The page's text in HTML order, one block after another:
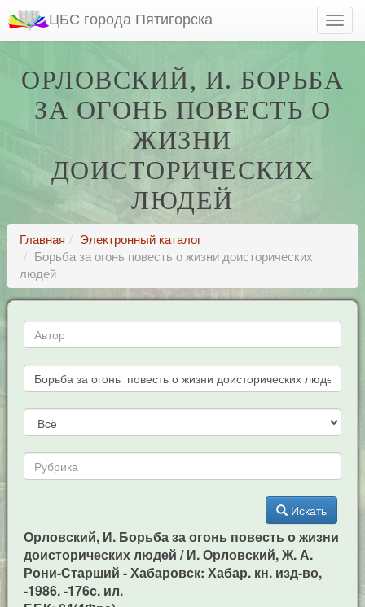
ЦБС города Пятигорска
ОРЛОВСКИЙ, И. БОРЬБА
ЗА ОГОНЬ ПОВЕСТЬ О
ЖИЗНИ
ДОИСТОРИЧЕСКИХ
ЛЮДЕЙ
Главная
Электронный каталог
Борьба за огонь повесть о жизни доисторических
людей
Искать
Орловский, И. Борьба за огонь повесть о жизни
доисторических людей / И. Орловский, Ж. А.
Рони-Старший - Хабаровск: Хабар. кн. изд-во,
-1986. -176c. ил.